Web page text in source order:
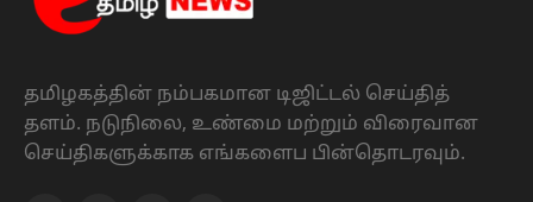
தமிழகத்தின் நம்பகமான டிஜிட்டல் செய்தித்
தளம். நடுநிலை, உண்மை மற்றும் விரைவான
செய்திகளுக்காக எங்களைப பின்தொடரவும்.